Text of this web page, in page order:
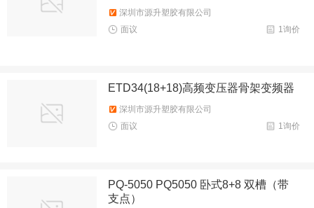
深圳市源升塑胶有限公司
1询价
面议
ETD34(18+18)高频变压器骨架变频器
深圳市源升塑胶有限公司
1询价
面议
PQ-5050 PQ5050 卧式8+8 双槽（带
支点）